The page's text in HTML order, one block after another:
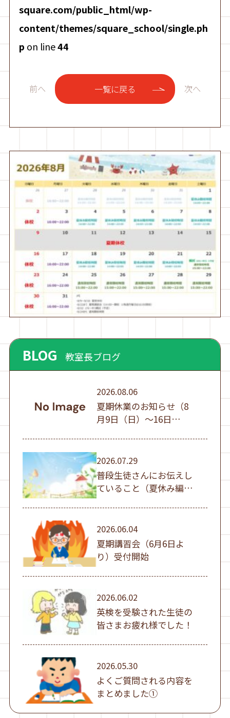
square.com/public_html/wp-
content/themes/square_school/single.ph
p on line44
前へ 一覧に戻る 次へ
BLOG 教室長ブログ
2026.08.06
夏期休業のお知らせ（8
月9日（日）～16日
2026.07.29
普段生徒さんにお伝えし
ていること（夏休み編
①）
2026.06.04
夏期講習会（6月6日よ
り）受付開始
2026.06.02
英検を受験された生徒の
皆さまお疲れ様でした！
2026.05.30
よくご質問される内容を
まとめました①